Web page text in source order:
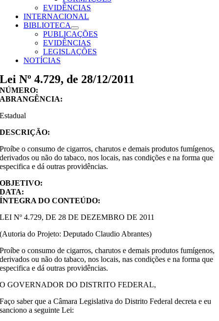
EVIDÊNCIAS
INTERNACIONAL
BIBLIOTECA
PUBLICAÇÕES
EVIDÊNCIAS
LEGISLAÇÕES
NOTÍCIAS
Lei Nº 4.729, de 28/12/2011
NÚMERO:
ABRANGÊNCIA:
Estadual
DESCRIÇÃO:
Proíbe o consumo de cigarros, charutos e demais produtos fumígenos,
derivados ou não do tabaco, nos locais, nas condições e na forma que
especifica e dá outras providências.
OBJETIVO:
DATA:
ÍNTEGRA DO CONTEÚDO:
LEI Nº 4.729, DE 28 DE DEZEMBRO DE 2011
(Autoria do Projeto: Deputado Claudio Abrantes)
Proíbe o consumo de cigarros, charutos e demais produtos fumígenos,
derivados ou não do tabaco, nos locais, nas condições e na forma que
especifica e dá outras providências.
O GOVERNADOR DO DISTRITO FEDERAL,
Faço saber que a Câmara Legislativa do Distrito Federal decreta e eu
sanciono a seguinte Lei: